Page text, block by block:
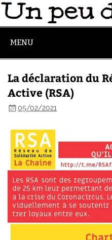
MENU
La déclaration du
Active (RSA)
05/02/2021